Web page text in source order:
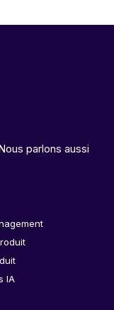
parlons aussi
IA